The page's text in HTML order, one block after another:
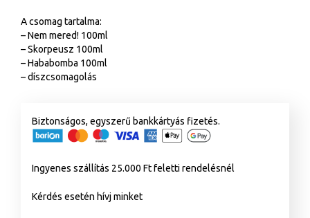
A csomag tartalma:
– Nem mered! 100ml
– Skorpeusz 100ml
– Hababomba 100ml
– díszcsomagolás
Biztonságos, egyszerű bankkártyás fizetés.
Ingyenes szállítás 25.000 Ft feletti rendelésnél
Kérdés esetén hívj minket